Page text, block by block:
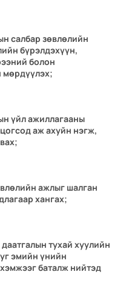
салбар зөвлөлийн
бүрэлдэхүүн,
болон
мөрдүүлэх;
үйл ажиллагааны
аж ахуйн нэгж,
ажлыг шалган
хангах;
тухай хуулийн
эмийн үнийн
баталж нийтэд